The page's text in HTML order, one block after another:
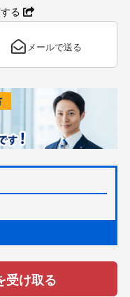
る
メールで送る
受け取る